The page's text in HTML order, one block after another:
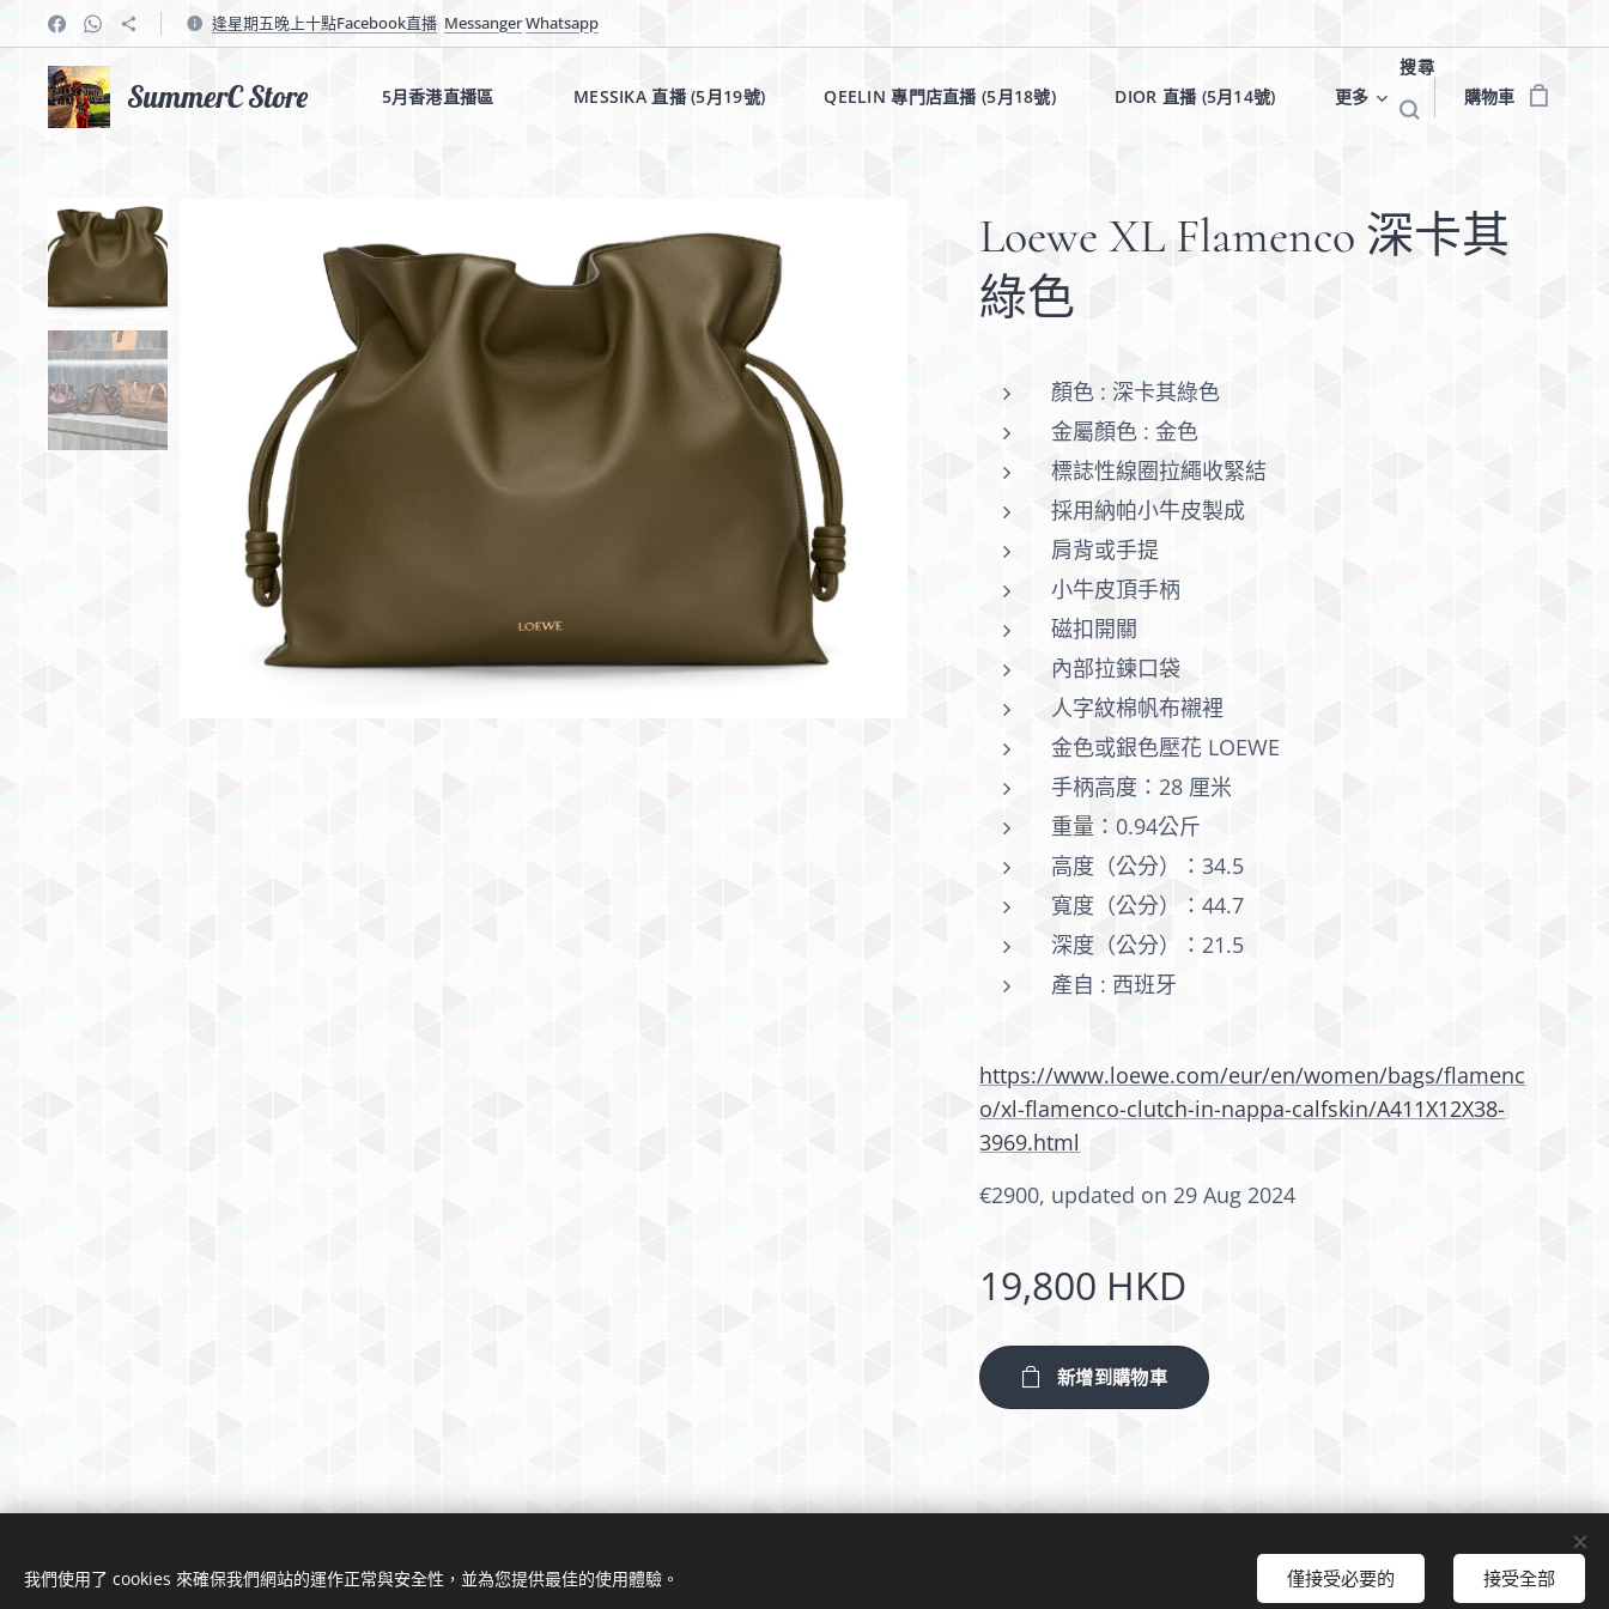
逢星期五晚上十點Facebook直播 MessangerWhatsapp
SummerC Store 5月香港直播區✨✨ MESSIKA 直播 (5月19號)✨ QEELIN 專門店直播 (5月18號)✨ DIOR 直播 (5月14號)✨ 更多
搜尋
購物車
Loewe XL Flamenco 深卡其
綠色
顏色 : 深卡其綠色
金屬顏色 : 金色
標誌性線圈拉繩收緊結
採用納帕小牛皮製成
肩背或手提
小牛皮頂手柄
磁扣開關
內部拉鍊口袋
人字紋棉帆布襯裡
金色或銀色壓花 LOEWE
手柄高度：28 厘米
重量：0.94公斤
高度（公分）：34.5
寬度（公分）：44.7
深度（公分）：21.5
產自 : 西班牙
https://www.loewe.com/eur/en/women/bags/flamenc
o/xl-flamenco-clutch-in-nappa-calfskin/A411X12X38-
3969.html
€2900, updated on 29 Aug 2024
19,800 HKD
新增到購物車
我們使用了 cookies 來確保我們網站的運作正常與安全性，並為您提供最佳的使用體驗。 僅接受必要的 接受全部